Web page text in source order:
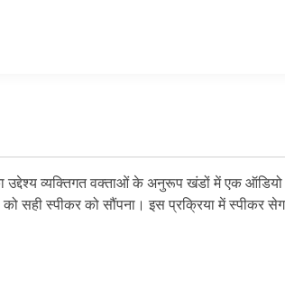
व्यक्तिगत वक्ताओं के अनुरूप खंडों में एक ऑडियो
स्पीकर को सौंपना। इस प्रक्रिया में स्पीकर